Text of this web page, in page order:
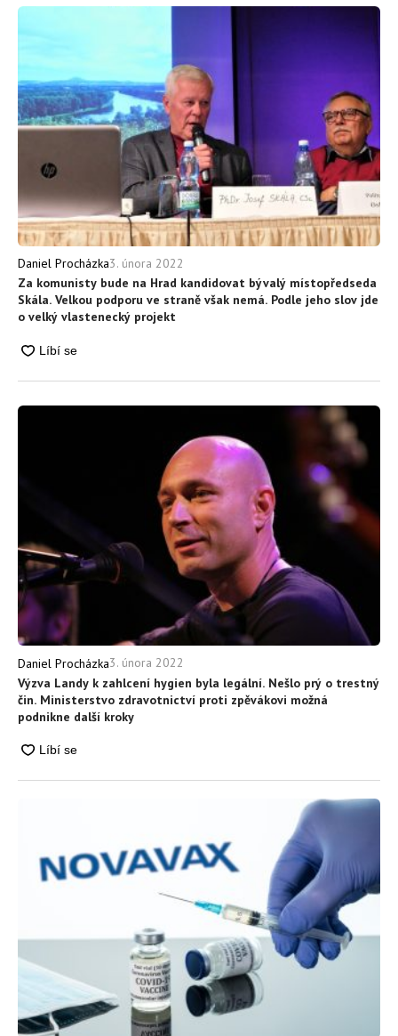
Daniel Procházka3. února 2022
Za komunisty bude na Hrad kandidovat bývalý místopředseda
Skála. Velkou podporu ve straně však nemá. Podle jeho slov jde
o velký vlastenecký projekt
Daniel Procházka3. února 2022
Výzva Landy k zahlcení hygien byla legální. Nešlo prý o trestný
čin. Ministerstvo zdravotnictví proti zpěvákovi možná
podnikne další kroky